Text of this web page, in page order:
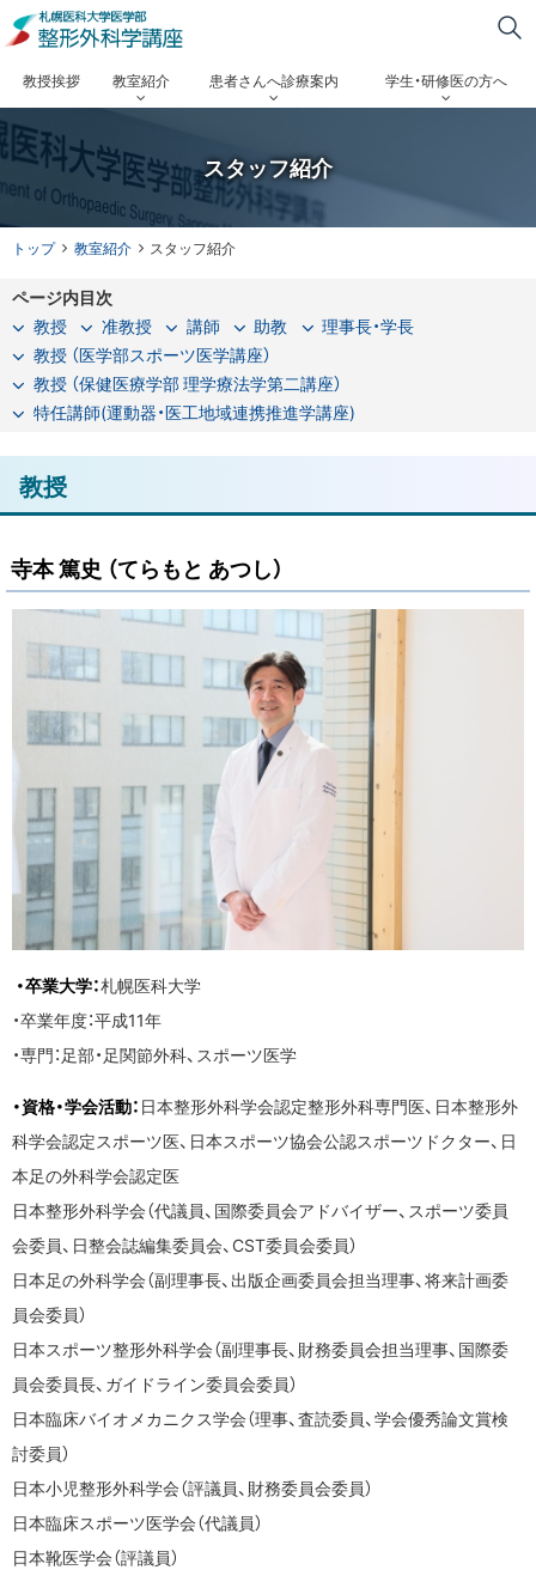
本
文
メ
ニ
ュ
ー
へ
幌
医
科
大
学
学
整
学
講
座
メ
ニ
ュ
教授挨拶 教室紹介 患者さんへ診療案内 学生・研修医の方へ
サ
ト
スタッフ紹介
現
位
置
の
階
層
トップ 教室紹介 スタッフ紹介
ページ内目次
教授
准教授 講師 助教
理事長・学長
教授 （医学部スポーツ医学講座）
教授 （保健医療学部 理学療法学第二講座）
特任講師(運動器・医工地域連携推進学講座)
教授
寺本 篤史 （てらもと あつし）
・卒業大学：札幌医科大学
・卒業年度：平成11年
・専門：足部・足関節外科、スポーツ医学
・資格・学会活動： 日本整形外科学会認定整形外科専門医、日本整形外
科学会認定スポーツ医、日本スポーツ協会公認スポーツドクター、日
本足の外科学会認定医
日本整形外科学会（代議員、国際委員会アドバイザー、スポーツ委員
会委員、日整会誌編集委員会、CST委員会委員）
日本足の外科学会（副理事長、出版企画委員会担当理事、将来計画委
員会委員）
日本スポーツ整形外科学会（副理事長、財務委員会担当理事、国際委
員会委員長、ガイドライン委員会委員）
日本臨床バイオメカニクス学会（理事、査読委員、学会優秀論文賞検
討委員）
日本小児整形外科学会（評議員、財務委員会委員）
日本臨床スポーツ医学会（代議員）
日本靴医学会（評議員）